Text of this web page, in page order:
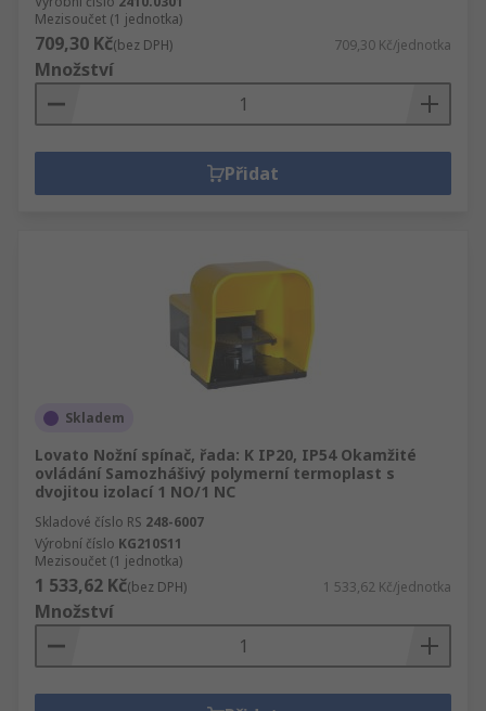
Mezisoučet (1 jednotka)
709,30 Kč(bez DPH) 709,30 Kč/jednotka
Množství
Přidat
Skladem
Lovato Nožní spínač, řada: K IP20, IP54 Okamžité
ovládání Samozhášivý polymerní termoplast s
dvojitou izolací 1 NO/1 NC
Skladové číslo RS 248-6007
Výrobní číslo KG210S11
Mezisoučet (1 jednotka)
1 533,62 Kč(bez DPH) 1 533,62 Kč/jednotka
Množství